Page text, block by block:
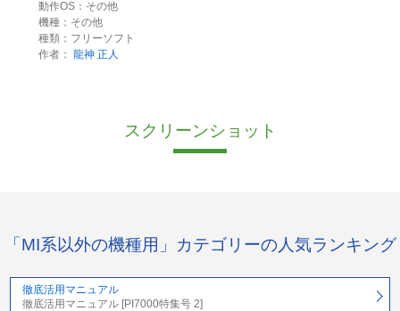
動作OS：その他
機種：その他
種類：フリーソフト
作者： 龍神 正人
スクリーンショット
「MI系以外の機種用」カテゴリーの人気ランキング
徹底活用マニュアル
徹底活用マニュアル [PI7000特集号 2]